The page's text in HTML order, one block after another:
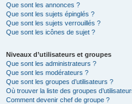
Que sont les annonces ?
Que sont les sujets épinglés ?
Que sont les sujets verrouillés ?
Que sont les icônes de sujet ?
Niveaux d’utilisateurs et groupes
Que sont les administrateurs ?
Que sont les modérateurs ?
Que sont les groupes d’utilisateurs ?
Où trouver la liste des groupes
Comment devenir chef de groupe ?